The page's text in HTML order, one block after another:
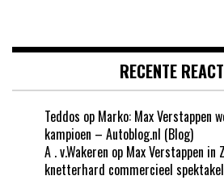
RECENTE
Teddos op Marko: Max Verstappen
kampioen – Autoblog.nl (Blog)
A . v.Wakeren op Max Verstappen in
knetterhard commercieel